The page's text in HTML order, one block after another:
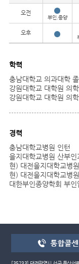
오전
부인.종양
오후
학력
충남대학교 의과대학
강원대학교 대학원 의
강원대학교 대학원 의
경력
충남대학교병원 인턴
을지대학교병원 산부인
현) 대전을지대학교병
현) 대전을지대학교병
대한부인종양학회 부인